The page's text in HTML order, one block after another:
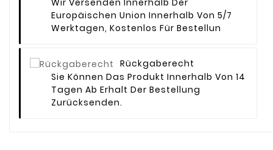
Europäischen Union Innerhalb Von 5/7
Werktagen, Kostenlos Für Bestellun
Rückgaberecht
Sie Können Das Produkt Innerhalb Von 14
Tagen Ab Erhalt Der Bestellung
Zurücksenden.